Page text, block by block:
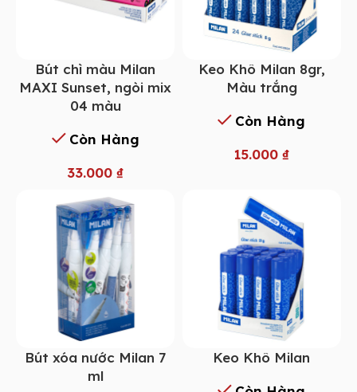
Bút chì màu Milan
MAXI Sunset, ngòi mix
04 màu
Còn Hàng
33.000 ₫
Keo Khô Milan 8gr,
Màu trắng
Còn Hàng
15.000₫
Bút xóa nước Milan 7
ml
Keo Khô Milan